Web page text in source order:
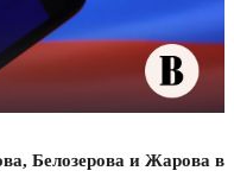
Белозерова и Жарова в